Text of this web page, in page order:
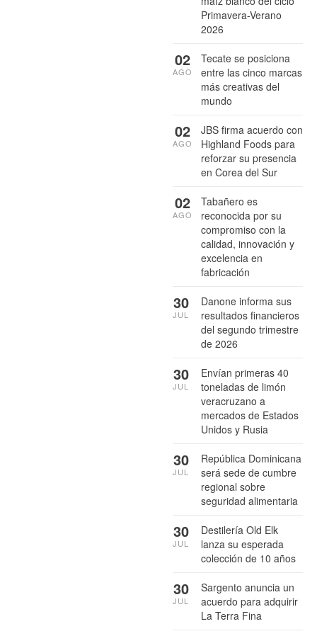
Primavera-Verano
2026
Tecate se posiciona
entre las cinco marcas
más creativas del
mundo
02
AGO
JBS firma acuerdo con
Highland Foods para
reforzar su presencia
en Corea del Sur
02
AGO
Tabañero es
reconocida por su
compromiso con la
calidad, innovación y
excelencia en
fabricación
02
AGO
Danone informa sus
resultados financieros
del segundo trimestre
de 2026
30
JUL
Envían primeras 40
toneladas de limón
veracruzano a
mercados de Estados
Unidos y Rusia
30
JUL
República Dominicana
será sede de cumbre
regional sobre
seguridad alimentaria
30
JUL
Destilería Old Elk
lanza su esperada
colección de 10 años
30
JUL
Sargento anuncia un
acuerdo para adquirir
La Terra Fina
30
JUL